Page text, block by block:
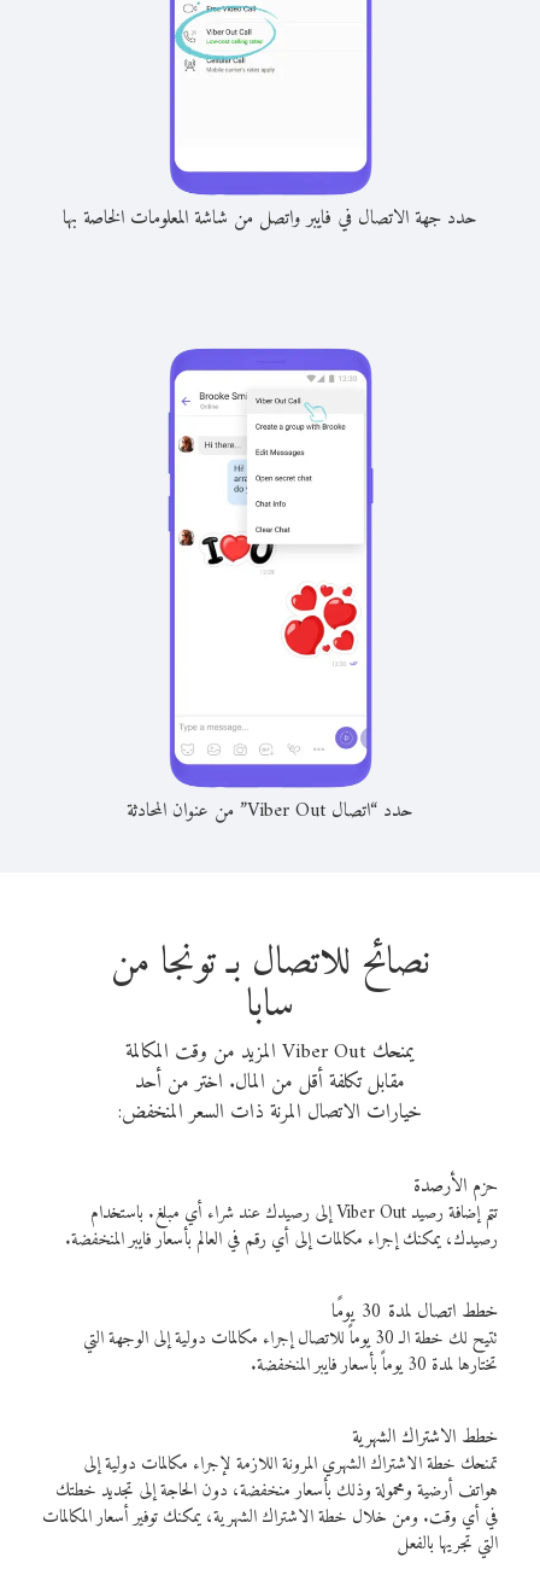
حدد جهة الاتصال في فايبر واتصل من شاشة المعلومات الخاصة بها
حدد “اتصال Viber Out” من عنوان المحادثة
نصائح للاتصال بـ تونجا من
سابا
يمنحك Viber Out المزيد من وقت المكالمة
مقابل تكلفة أقل من المال. اختر من أحد
خيارات الاتصال المرنة ذات السعر المنخفض:
حزم الأرصدة
تتم إضافة رصيد Viber Out إلى رصيدك عند شراء أي مبلغ. باستخدام
رصيدك، يمكنك إجراء مكالمات إلى أي رقم في العالم بأسعار فايبر المنخفضة.
خطط اتصال لمدة 30 يومًا
تتيح لك خطة الـ 30 يوماً للاتصال إجراء مكالمات دولية إلى الوجهة التي
تختارها لمدة 30 يوماً بأسعار فايبر المنخفضة.
خطط الاشتراك الشهرية
تمنحك خطة الاشتراك الشهري المرونة اللازمة لإجراء مكالمات دولية إلى
هواتف أرضية ومحمولة وذلك بأسعار منخفضة، دون الحاجة إلى تجديد خطتك
في أي وقت. ومن خلال خطة الاشتراك الشهرية، يمكنك توفير أسعار المكالمات
التي تجريها بالفعل